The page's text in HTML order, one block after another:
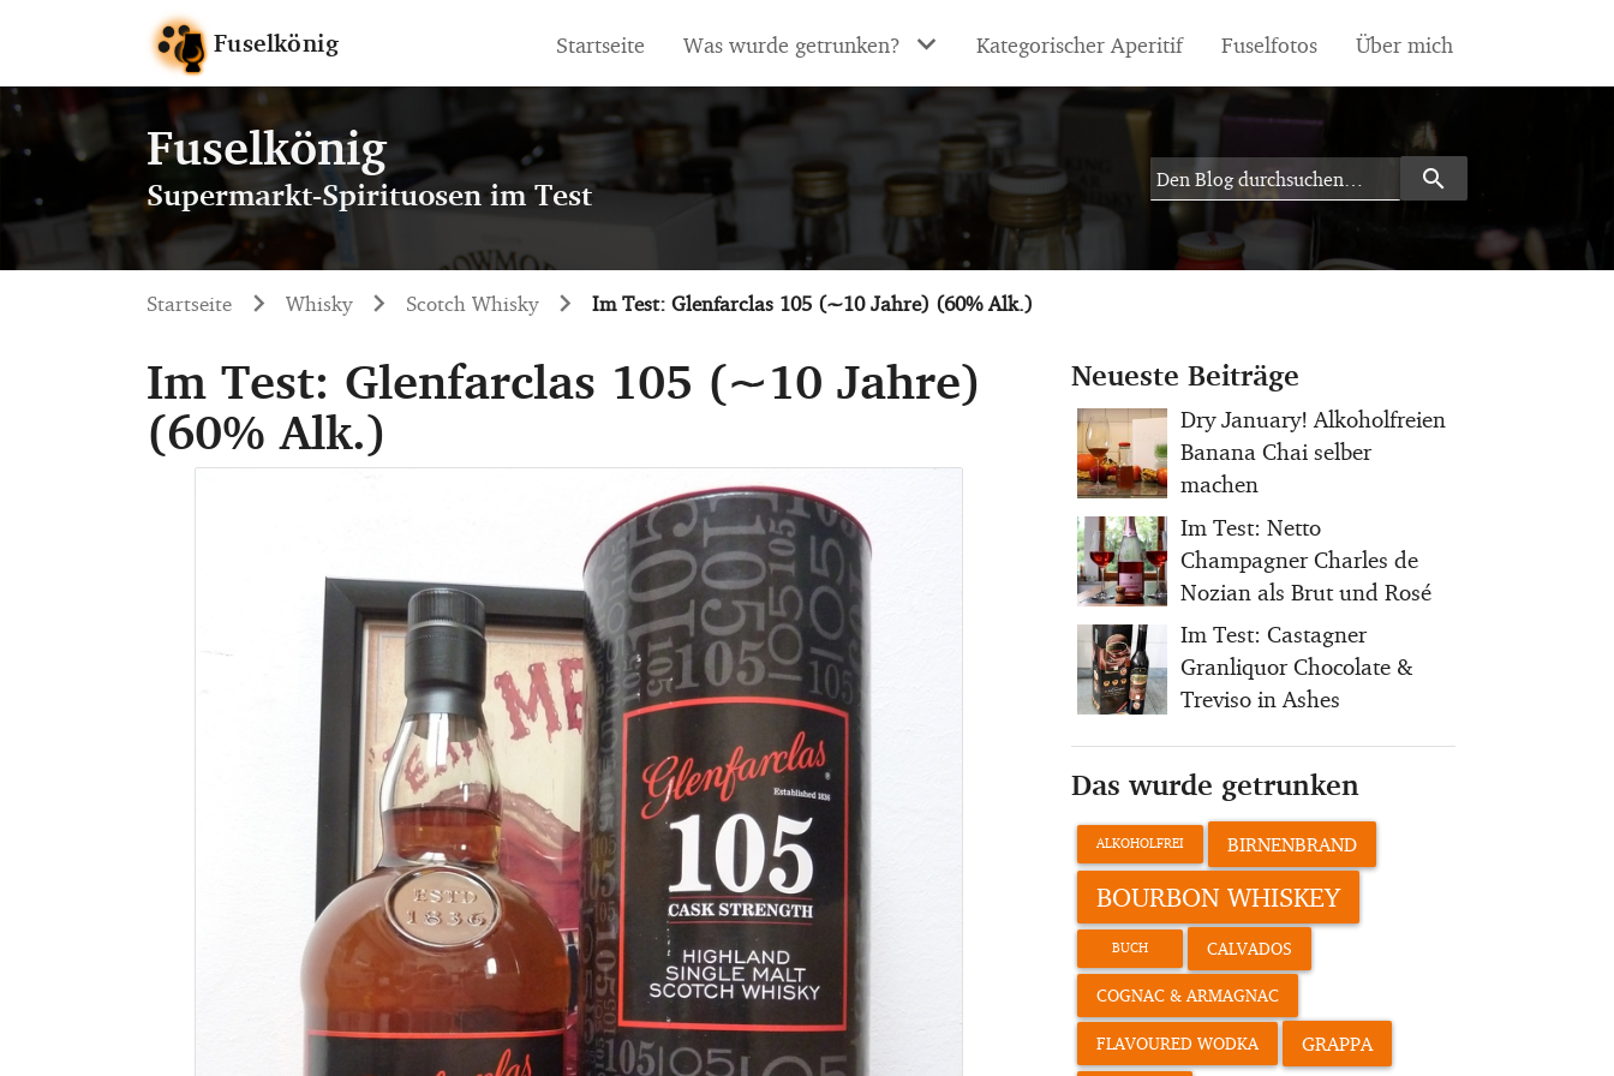
Fuselkönig Startseite Was wurde getrunken? Kategorischer Aperitif Fuselfotos Über mich
Fuselkönig
Supermarkt-Spirituosen im Test Search search
Startseite Whisky Scotch Whisky Im Test: Glenfarclas 105 (~10 Jahre) (60% Alk.)
Im Test: Glenfarclas 105 (~10 Jahre)
(60% Alk.)
Neueste Beiträge
Dry January! Alkoholfreien
Banana Chai selber
machen
Im Test: Netto
Champagner Charles de
Nozian als Brut und Rosé
Im Test: Castagner
Granliquor Chocolate &
Treviso in Ashes
Das wurde getrunken
ALKOHOLFREI BIRNENBRAND
BOURBON WHISKEY
BUCH CALVADOS
COGNAC & ARMAGNAC
FLAVOURED WODKA GRAPPA